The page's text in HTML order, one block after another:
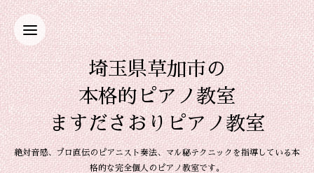
埼玉県草加市の
本格的ピアノ教室
ますださおりピアノ教室
絶対音感、プロ直伝のピアニスト奏法、マル秘テクニックを指導している本
格的な完全個人のピアノ教室です。